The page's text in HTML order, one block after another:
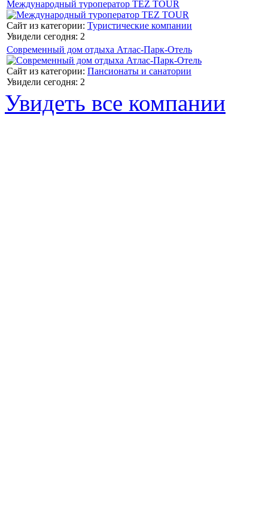
Международный туроператор TEZ TOUR
Сайт из категории: Туристические компании
Увидели сегодня: 2
Современный дом отдыха Атлас-Парк-Отель
Сайт из категории: Пансионаты и санатории
Увидели сегодня: 2
Увидеть все компании